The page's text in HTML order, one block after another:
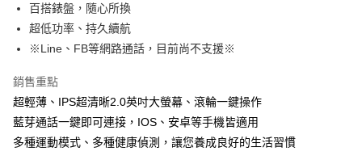
付款後萊爾富取貨
每筆NT$60，滿NT$598(含以上)免運費
每筆NT$60，滿NT$598(含以上)免運費
付款後7-11取貨
每筆NT$60，滿NT$598(含以上)免運費
百搭錶盤，隨心所換
超低功率、持久續航
※Line、FB等網路通話，目前尚不支援※
銷售重點
超輕薄、IPS超清晰2.0英吋大螢幕、滾輪一鍵操作
藍芽通話一鍵即可連接，IOS、安卓等手機皆適用
多種運動模式、多種健康偵測，讓您養成良好的生活習慣